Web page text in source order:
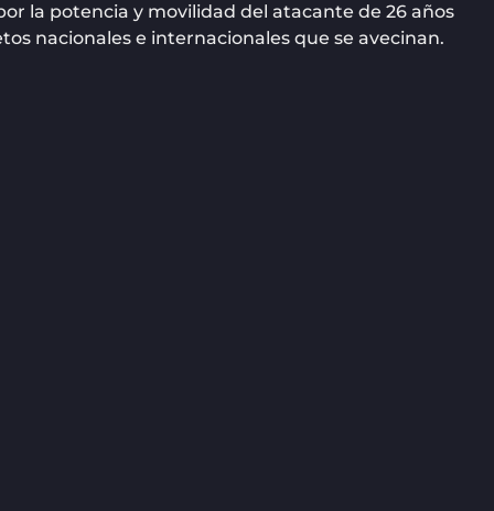
la potencia y movilidad del atacante de 26 años
nacionales e internacionales que se avecinan.